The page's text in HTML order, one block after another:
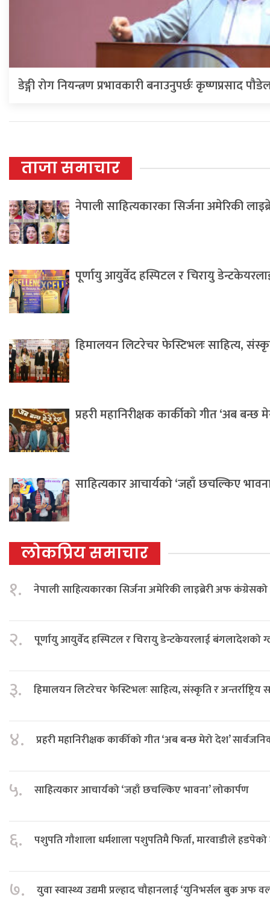
डेङ्गी रोग नियन्त्रण प्रभावकारी बनाउनुपर्छः कृष्णप्रसाद
ताजा समाचार
नेपाली साहित्यकारका सिर्जना अमेरिकी
पूर्णायु आयुर्वेद हस्पिटल र चिरायु
हिमालयन लिटरेचर फेस्टिभलः साहित्य,
प्रहरी महानिरीक्षक कार्कीको गीत ‘अब बन्छ
साहित्यकार आचार्यको ‘जहाँ छचल्किए
लोकप्रिय समाचार
१. नेपाली साहित्यकारका सिर्जना अमेरिकी लाइब्रेरी अफ
२. पूर्णायु आयुर्वेद हस्पिटल र चिरायु डेन्टकेयरलाई बंगलादेशको
३. हिमालयन लिटरेचर फेस्टिभलः साहित्य, संस्कृति र अन्तर्राष्ट्रिय
४. प्रहरी महानिरीक्षक कार्कीको गीत ‘अब बन्छ मेरो देश’
५. साहित्यकार आचार्यको ‘जहाँ छचल्किए भावना’ लोकार्पण
६. पशुपति गौशाला धर्मशाला पशुपतिमै फिर्ता, मारवाडीले
७. युवा स्वास्थ्य उद्यमी प्रल्हाद चौहानलाई ‘युनिभर्सल बुक अफ